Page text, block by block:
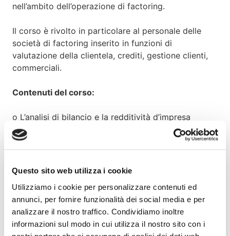
Questo sito web utilizza i cookie
Utilizziamo i cookie per personalizzare contenuti ed
annunci, per fornire funzionalità dei social media e per
analizzare il nostro traffico. Condividiamo inoltre
informazioni sul modo in cui utilizza il nostro sito con i
nell’ambito dell’operazione di factoring.
Il corso è rivolto in particolare al personale delle
società di factoring inserito in funzioni di
valutazione della clientela, crediti, gestione clienti,
commerciali.
Contenuti del corso:
o L’analisi di bilancio e la redditività d’impresa
Analisi dei margini aziendali e del rischio
o Lo stato patrimoniale
Gli equilibri di stato patrimoniale: Capitale
Circolante Finanziario e analisi
dell’indebitamento